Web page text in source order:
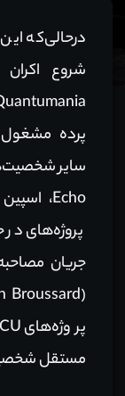
درحالی‌که
پرده مشغول
سایر
Echo، اسپین آف رسمی سریال
پروژه‌های
جریان
مستقل